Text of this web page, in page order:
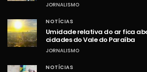
JORNALISMO
NOTÍCIAS
Umidade relativa do ar fica
cidades do Vale do Paraíba
JORNALISMO
NOTÍCIAS